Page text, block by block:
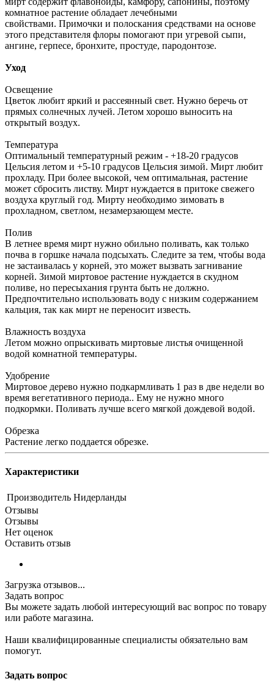
комнатное растение обладает лечебными
свойствами. Примочки и полоскания средствами на основе
этого представителя флоры помогают при угревой сыпи,
ангине, герпесе, бронхите, простуде, пародонтозе.
Уход
Освещение
Цветок любит яркий и рассеянный свет. Нужно беречь от
прямых солнечных лучей. Летом хорошо выносить на
открытый воздух.
Температура
Оптимальный температурный режим - +18-20 градусов
Цельсия летом и +5-10 градусов Цельсия зимой. Мирт любит
прохладу. При более высокой, чем оптимальная, растение
может сбросить листву. Мирт нуждается в притоке свежего
воздуха круглый год. Мирту необходимо зимовать в
прохладном, светлом, незамерзающем месте.
Полив
В летнее время мирт нужно обильно поливать, как только
почва в горшке начала подсыхать. Следите за тем, чтобы вода
не застаивалась у корней, это может вызвать загнивание
корней. Зимой миртовое растение нуждается в скудном
поливе, но пересыхания грунта быть не должно.
Предпочтительно использовать воду с низким содержанием
кальция, так как мирт не переносит известь.
Влажность воздуха
Летом можно опрыскивать миртовые листья очищенной
водой комнатной температуры.
Удобрение
Миртовое дерево нужно подкармливать 1 раз в две недели во
время вегетативного периода.. Ему не нужно много
подкормки. Поливать лучше всего мягкой дождевой водой.
Обрезка
Растение легко поддается обрезке.
Характеристики
Производитель Нидерланды
Отзывы
Отзывы
Нет оценок
Оставить отзыв
Загрузка отзывов...
Задать вопрос
Вы можете задать любой интересующий вас вопрос по товару
или работе магазина.
Наши квалифицированные специалисты обязательно вам
помогут.
Задать вопрос